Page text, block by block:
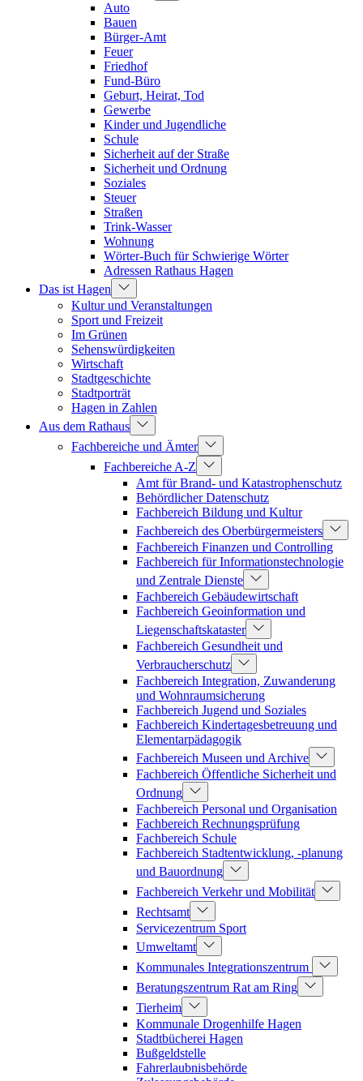
Auto
Bauen
Bürger-Amt
Feuer
Friedhof
Fund-Büro
Geburt, Heirat, Tod
Gewerbe
Kinder und Jugendliche
Schule
Sicherheit auf der Straße
Sicherheit und Ordnung
Soziales
Steuer
Straßen
Trink-Wasser
Wohnung
Wörter-Buch für Schwierige Wörter
Adressen Rathaus Hagen
Das ist Hagen
Kultur und Veranstaltungen
Sport und Freizeit
Im Grünen
Sehenswürdigkeiten
Wirtschaft
Stadtgeschichte
Stadtporträt
Hagen in Zahlen
Aus dem Rathaus
Fachbereiche und Ämter
Fachbereiche A-Z
Amt für Brand- und Katastrophenschutz
Behördlicher Datenschutz
Fachbereich Bildung und Kultur
Fachbereich des Oberbürgermeisters
Fachbereich Finanzen und Controlling
Fachbereich für Informationstechnologie
und Zentrale Dienste
Fachbereich Gebäudewirtschaft
Fachbereich Geoinformation und
Liegenschaftskataster
Fachbereich Gesundheit und
Verbraucherschutz
Fachbereich Integration, Zuwanderung
und Wohnraumsicherung
Fachbereich Jugend und Soziales
Fachbereich Kindertagesbetreuung und
Elementarpädagogik
Fachbereich Museen und Archive
Fachbereich Öffentliche Sicherheit und
Ordnung
Fachbereich Personal und Organisation
Fachbereich Rechnungsprüfung
Fachbereich Schule
Fachbereich Stadtentwicklung, -planung
und Bauordnung
Fachbereich Verkehr und Mobilität
Rechtsamt
Servicezentrum Sport
Umweltamt
Kommunales Integrationszentrum
Beratungszentrum Rat am Ring
Tierheim
Kommunale Drogenhilfe Hagen
Stadtbücherei Hagen
Bußgeldstelle
Fahrerlaubnisbehörde